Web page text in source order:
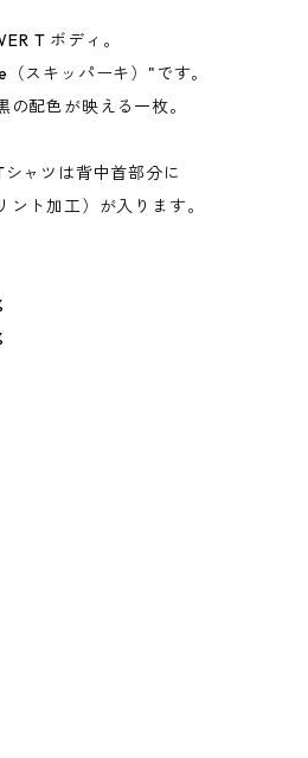
T ボディ。
スキッパーキ）"です。
配色が映える一枚。
ャツは背中首部分に
ト加工）が入ります。